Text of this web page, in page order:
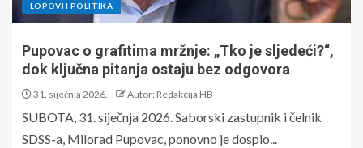
LOPOVI I POLITIKA
Pupovac o grafitima mržnje: „Tko je sljedeći?“,
dok ključna pitanja ostaju bez odgovora
31. siječnja 2026. Autor: Redakcija HB
SUBOTA, 31. siječnja 2026. Saborski zastupnik i čelnik
SDSS-a, Milorad Pupovac, ponovno je dospio...